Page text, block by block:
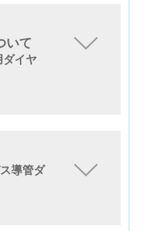
いて
ダイヤ
ス導管ダ